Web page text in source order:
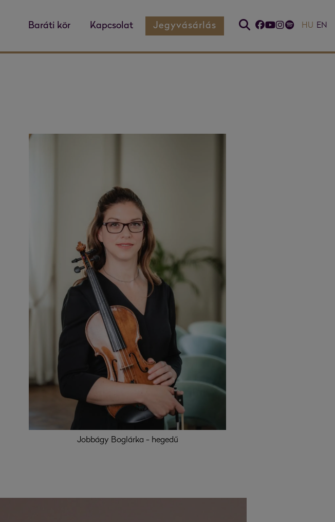
Baráti kör Kapcsolat Jegyvásárlás HU EN
Jobbágy Boglárka - hegedű